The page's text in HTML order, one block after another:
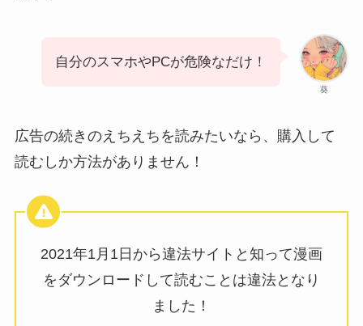
葵
自分のスマホやPCが危険なだけ！
広告の続きのえちえちを読みたいなら、購入して
読むしか方法がありません！
2021年1月1日から違法サイトと知って漫画
をダウンロードして読むことは違法となり
ました！